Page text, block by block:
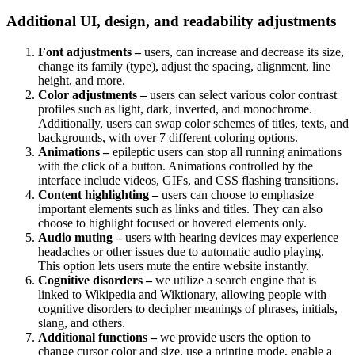
Additional UI, design, and readability adjustments
Font adjustments –users, can increase and decrease its size,
change its family (type), adjust the spacing, alignment, line
height, and more.
Color adjustments –users can select various color contrast
profiles such as light, dark, inverted, and monochrome.
Additionally, users can swap color schemes of titles, texts, and
backgrounds, with over 7 different coloring options.
Animations –epileptic users can stop all running animations
with the click of a button. Animations controlled by the
interface include videos, GIFs, and CSS flashing transitions.
Content highlighting –users can choose to emphasize
important elements such as links and titles. They can also
choose to highlight focused or hovered elements only.
Audio muting –users with hearing devices may experience
headaches or other issues due to automatic audio playing.
This option lets users mute the entire website instantly.
Cognitive disorders –we utilize a search engine that is
linked to Wikipedia and Wiktionary, allowing people with
cognitive disorders to decipher meanings of phrases, initials,
slang, and others.
Additional functions –we provide users the option to
change cursor color and size, use a printing mode, enable a